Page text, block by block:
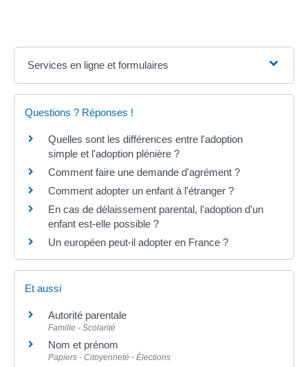
Services en ligne et formulaires
Questions ? Réponses !
Quelles sont les différences entre l'adoption
simple et l'adoption plénière ?
Comment faire une demande d'agrément ?
Comment adopter un enfant à l'étranger ?
En cas de délaissement parental, l'adoption d'un
enfant est-elle possible ?
Un européen peut-il adopter en France ?
Et aussi
Autorité parentale
Famille - Scolarité
Nom et prénom
Papiers - Citoyenneté - Élections